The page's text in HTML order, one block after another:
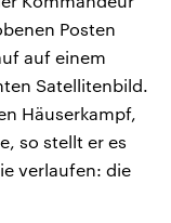
Posten
auf einem
Satellitenbild.
Häuserkampf,
so stellt er es
verlaufen: die